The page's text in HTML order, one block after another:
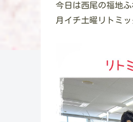
今日は西尾の福地
月イチ土曜リトミ